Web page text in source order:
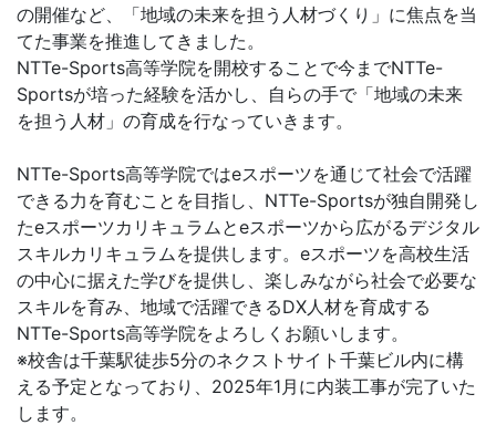
の開催など、「地域の未来を担う人材づくり」に焦点を当
てた事業を推進してきました。
NTTe-Sports高等学院を開校することで今までNTTe-
Sportsが培った経験を活かし、自らの手で「地域の未来
を担う人材」の育成を行なっていきます。
NTTe-Sports高等学院ではeスポーツを通じて社会で活躍
できる力を育むことを目指し、NTTe-Sportsが独自開発し
たeスポーツカリキュラムとeスポーツから広がるデジタル
スキルカリキュラムを提供します。eスポーツを高校生活
の中心に据えた学びを提供し、楽しみながら社会で必要な
スキルを育み、地域で活躍できるDX人材を育成する
NTTe-Sports高等学院をよろしくお願いします。
※校舎は千葉駅徒歩5分のネクストサイト千葉ビル内に構
える予定となっており、2025年1月に内装工事が完了いた
します。